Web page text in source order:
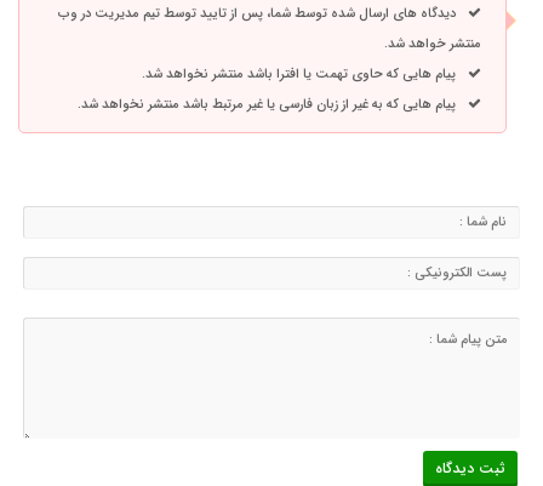
دیدگاه های ارسال شده توسط شما، پس از تایید توسط تیم مدیریت در وب
منتشر خواهد شد.
پیام هایی که حاوی تهمت یا افترا باشد منتشر نخواهد شد.
پیام هایی که به غیر از زبان فارسی یا غیر مرتبط باشد منتشر نخواهد شد.